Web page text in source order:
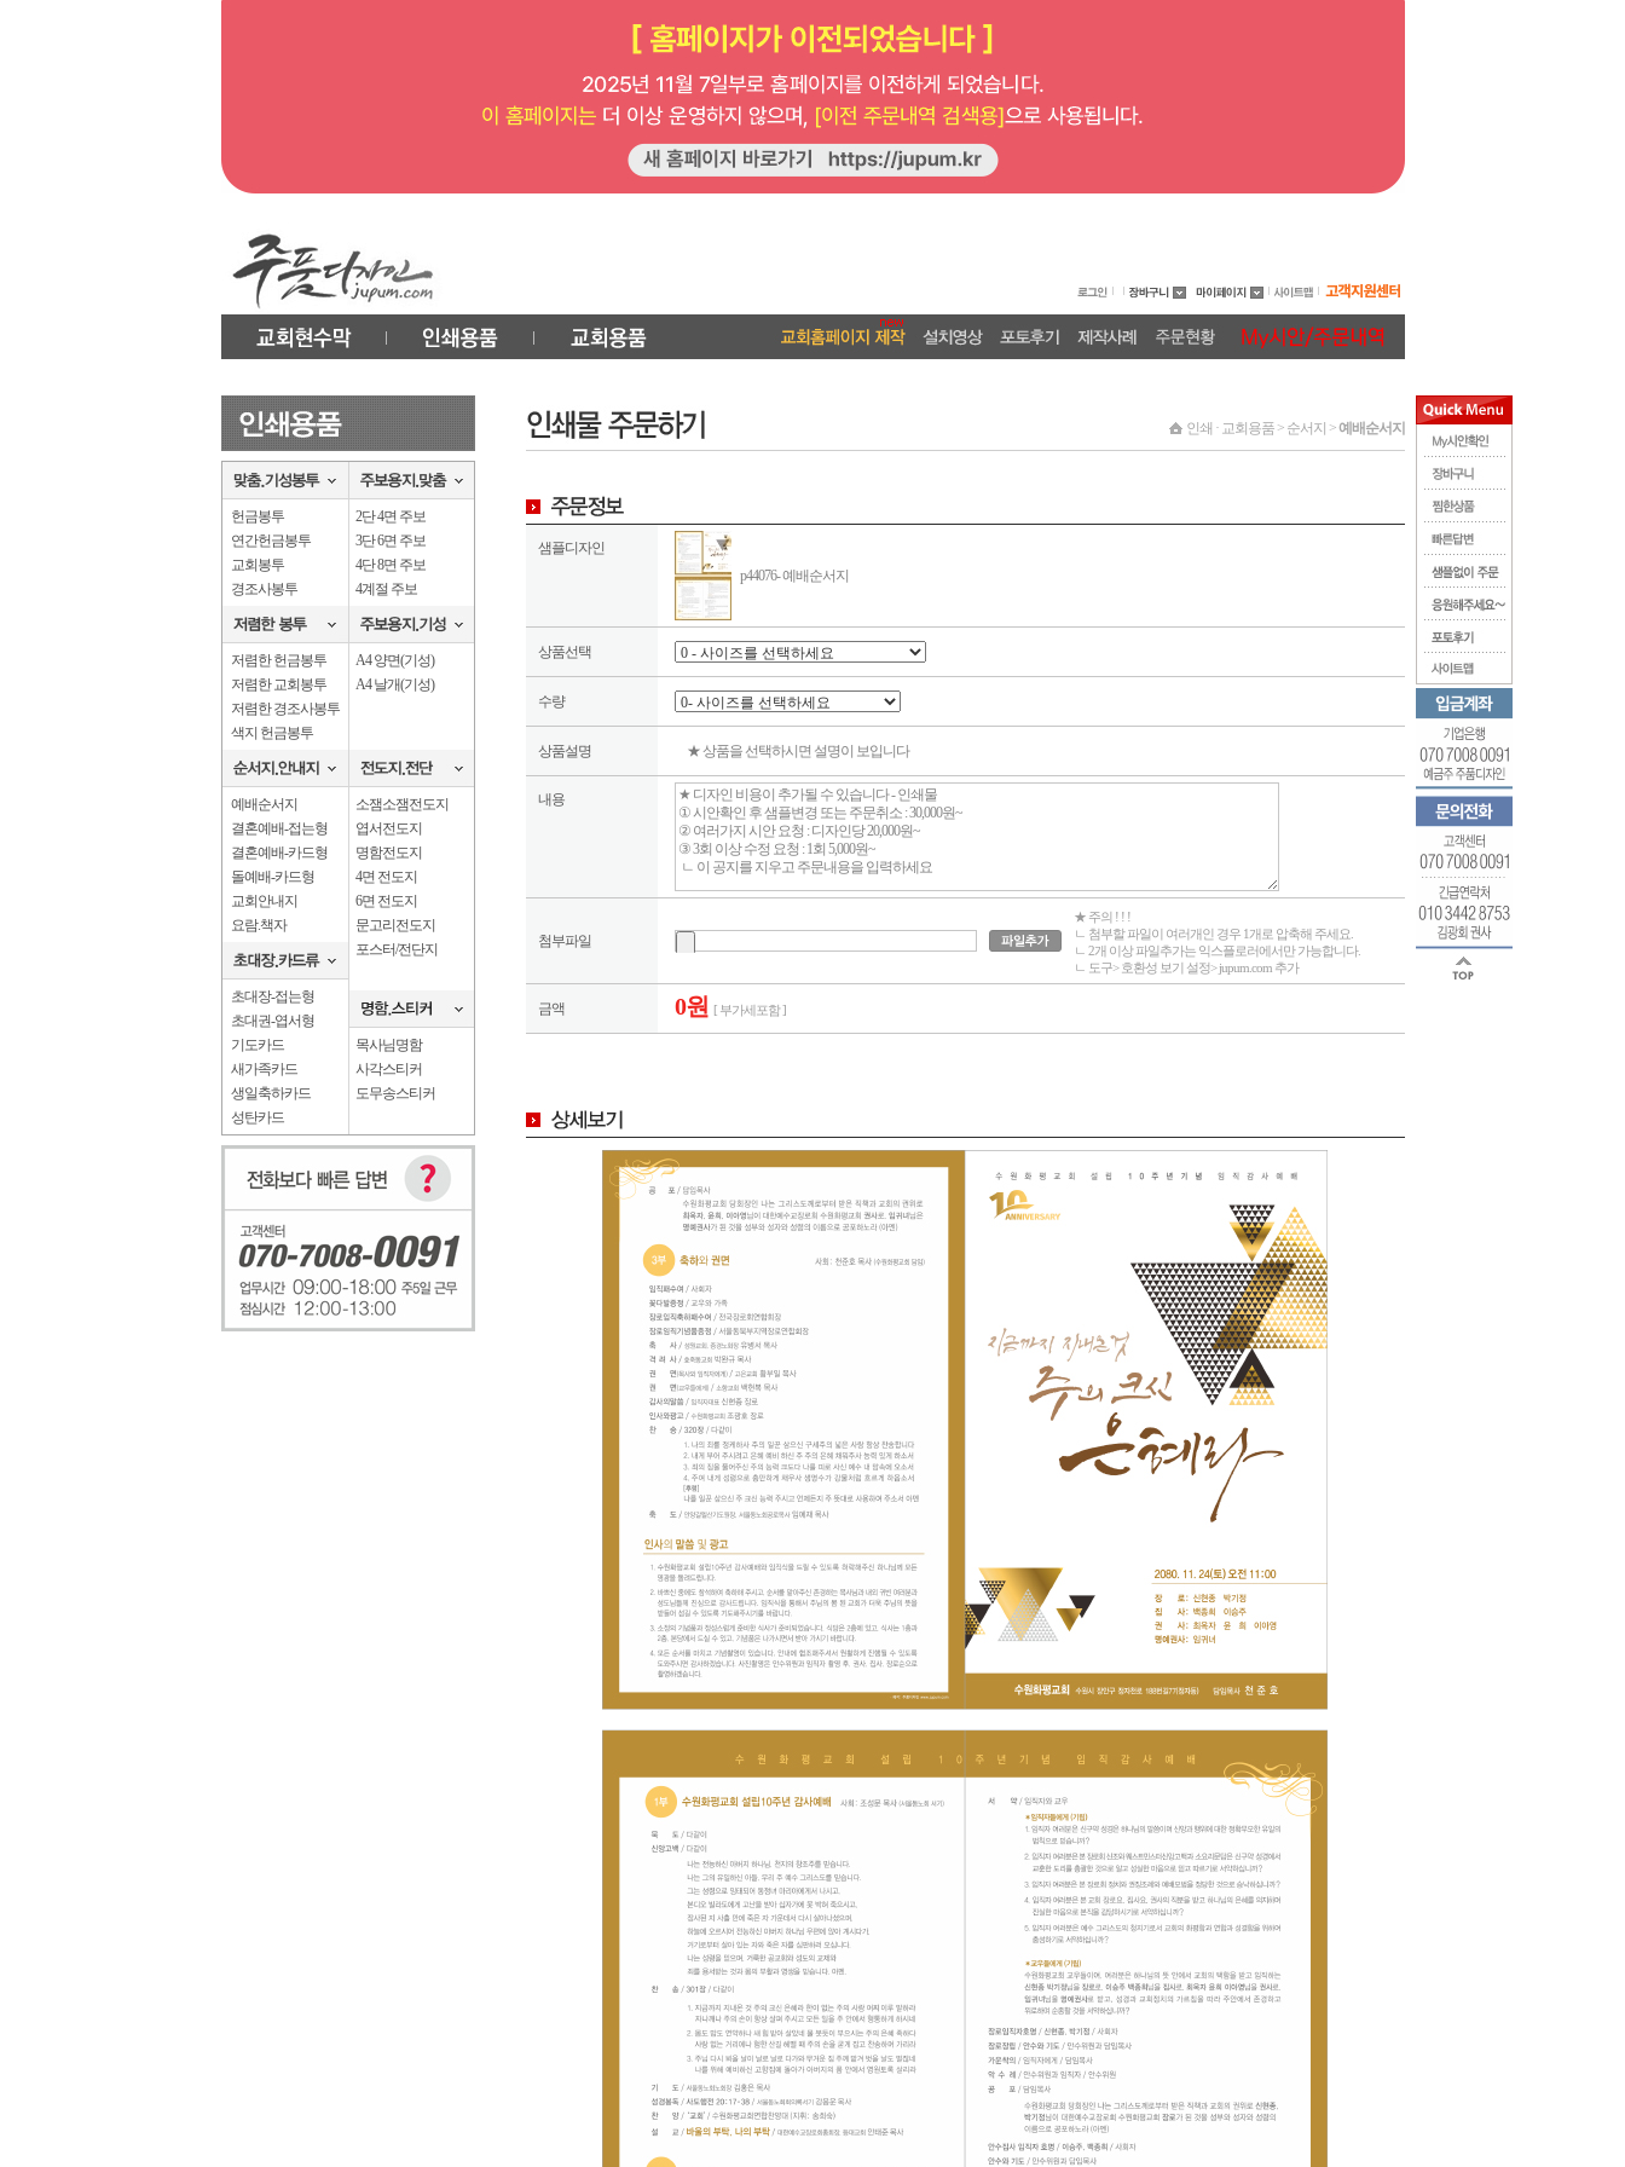
헌금봉투
연간헌금봉투
교회봉투
경조사봉투
저렴한 헌금봉투
저렴한 교회봉투
저렴한 경조사봉투
색지 헌금봉투
예배순서지
결혼예배-접는형
결혼예배-카드형
돌예배-카드형
교회안내지
요람.책자
초대장-접는형
초대권-엽서형
기도카드
새가족카드
생일축하카드
성탄카드
2단 4면 주보
3단 6면 주보
4단 8면 주보
4계절 주보
A4 양면(기성)
A4 날개(기성)
소잼소잼전도지
엽서전도지
명함전도지
4면 전도지
6면 전도지
문고리전도지
포스터/전단지
목사님명함
사각스티커
도무송스티커
인쇄 · 교회용품 > 순서지 >예배순서지
샘플디자인
p44076- 예배순서지
상품선택
수량
상품설명 ★ 상품을 선택하시면 설명이 보입니다
내용
첨부파일
★ 주의 ! ! !
ㄴ 첨부할 파일이 여러개인 경우 1개로 압축해 주세요.
ㄴ 2개 이상 파일추가는 익스플로러에서만 가능합니다.
ㄴ 도구> 호환성 보기 설정> jupum.com 추가
금액 0원 [ 부가세포함 ]